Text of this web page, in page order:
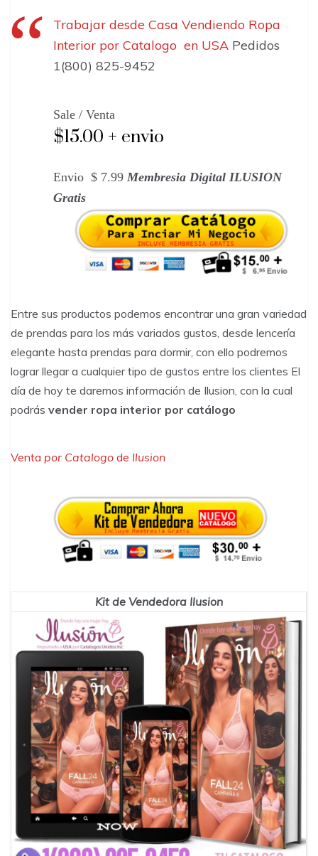
Trabajar desde Casa Vendiendo Ropa
Interior por Catalogo en USA Pedidos
1(800) 825-9452
Sale / Venta
$15.00 + envio
Envio $ 7.99 Membresia Digital ILUSION
Gratis
Entre sus productos podemos encontrar una gran variedad
de prendas para los más variados gustos, desde lencería
elegante hasta prendas para dormir, con ello podremos
lograr llegar a cualquier tipo de gustos entre los clientes El
día de hoy te daremos información de Ilusion, con la cual
podrás vender ropa interior por catálogo
Venta por Catalogo de Ilusion
Kit de Vendedora Ilusion